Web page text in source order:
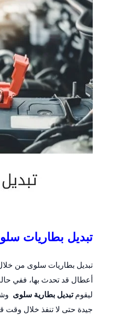
تبديل بطاريات
تبديل بطاريات سلوى من
أعطال قد تحدث بها، ففي
ليقومتبديل بطارية سلوى
جيدة حتى لا تنفذ خلال وقت